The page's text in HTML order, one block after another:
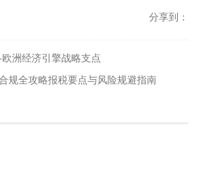
分享到：
洲经济引擎战略支点
规全攻略报税要点与风险规避指南